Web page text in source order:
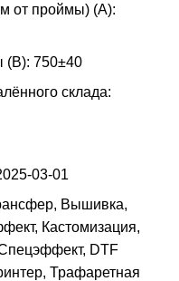
от проймы) (A):
(B): 750±40
склада:
03-01
Вышивка,
Кастомизация,
DTF
Трафаретная